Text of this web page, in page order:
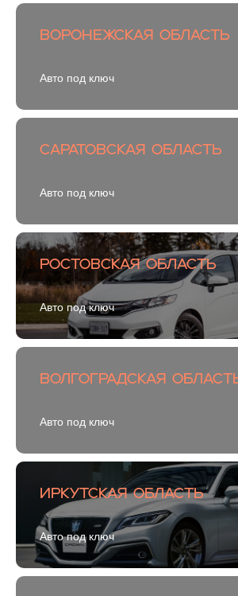
Воронежская область
Авто под ключ
Саратовская область
Авто под ключ
Ростовская область
Авто под ключ
Волгоградская
Авто под ключ
Иркутская область
Авто под ключ